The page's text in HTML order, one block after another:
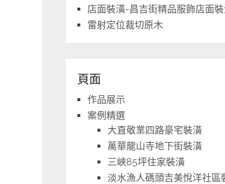
店面裝潢-昌吉街精品服飾店面
雷射定位裁切原木
頁面
作品展示
案例精選
大直敬業四路豪宅裝潢
萬華龍山寺地下街裝潢
三峽85坪住家裝潢
淡水漁人碼頭吉美悅洋社區